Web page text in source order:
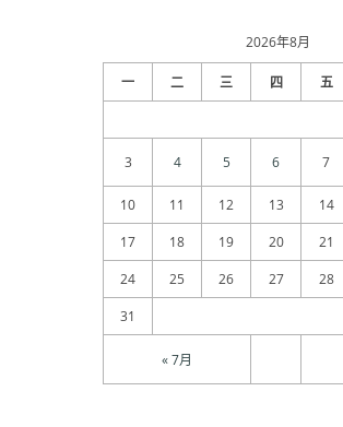
2026年8月
一 二 三 四 五
« 7月
3 4 5 6 7
10 11 12 13 14
17
18 19 20 21
24
25 26 27 28
31